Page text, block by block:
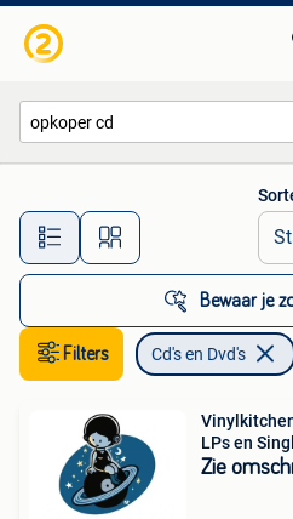
Alle
Bewaar je
Filters Cd's en Dvd's
LPs en
Zie